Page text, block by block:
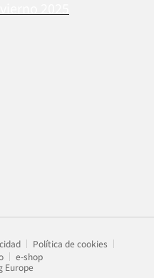
Política de cookies
e-shop
Europe